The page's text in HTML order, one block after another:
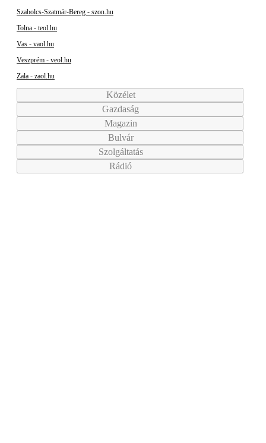
Szabolcs-Szatmár-Bereg - szon.hu
Tolna - teol.hu
Vas - vaol.hu
Veszprém - veol.hu
Zala - zaol.hu
Közélet
Gazdaság
Magazin
Bulvár
Szolgáltatás
Rádió